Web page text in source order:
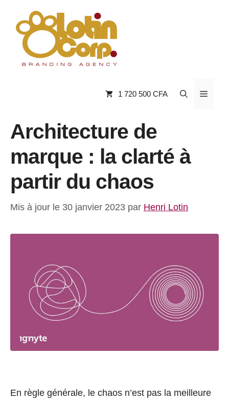
contenu
1 720 500 CFA Menu
Architecture de
marque : la clarté à
partir du chaos
Mis à jour le 30 janvier 2023 par Henri Lotin
En règle générale, le chaos n’est pas la meilleure